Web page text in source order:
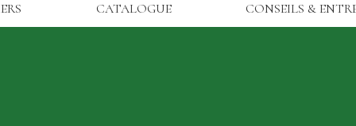
CATALOGUE CONSEILS &